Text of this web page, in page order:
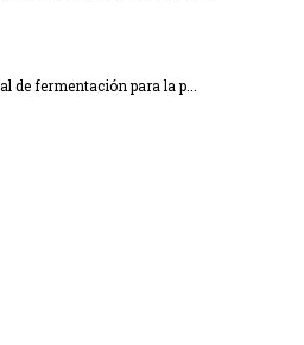
de fermentación para la p...